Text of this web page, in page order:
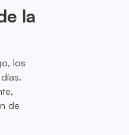
la
los
de